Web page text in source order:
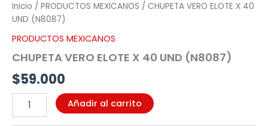
Inicio / PRODUCTOS MEXICANOS / CHUPETA VERO ELOTE X 40
UND (N8087)
PRODUCTOS MEXICANOS
CHUPETA VERO ELOTE X 40 UND (N8087)
$59.000
X
40
UND
(N8087)
cantidad
Añadir al carrito